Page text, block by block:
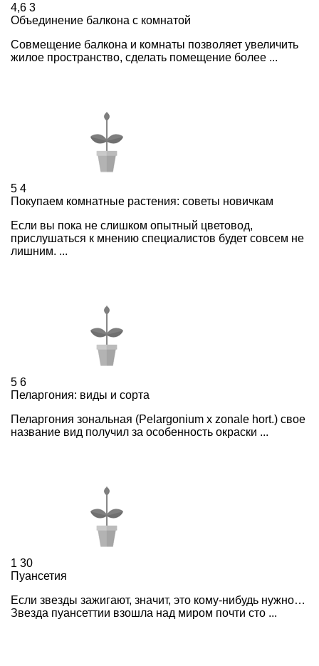
4,6 3
Объединение балкона с комнатой
Совмещение балкона и комнаты позволяет увеличить
жилое пространство, сделать помещение более ...
5 4
Покупаем комнатные растения: советы новичкам
Если вы пока не слишком опытный цветовод,
прислушаться к мнению специалистов будет совсем не
лишним. ...
5 6
Пеларгония: виды и сорта
Пеларгония зональная (Pelargonium х zonale hort.) свое
название вид получил за особенность окраски ...
1 30
Пуансетия
Если звезды зажигают, значит, это кому-нибудь нужно…
Звезда пуансеттии взошла над миром почти сто ...